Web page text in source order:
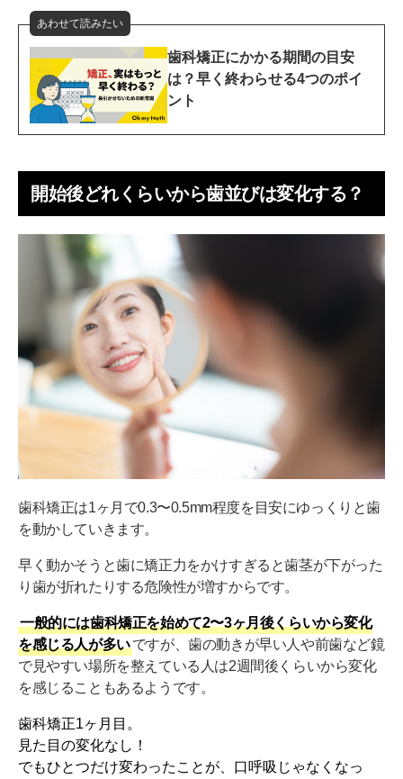
あわせて読みたい
歯科矯正にかかる期間の目安
は？早く終わらせる4つのポイ
ント
開始後どれくらいから歯並びは変化する？
歯科矯正は1ヶ月で0.3〜0.5mm程度を目安にゆっくりと歯
を動かしていきます。
早く動かそうと歯に矯正力をかけすぎると歯茎が下がった
り歯が折れたりする危険性が増すからです。
一般的には歯科矯正を始めて2〜3ヶ月後くらいから変化
を感じる人が多いですが、歯の動きが早い人や前歯など鏡
で見やすい場所を整えている人は2週間後くらいから変化
を感じることもあるようです。
歯科矯正1ヶ月目。
見た目の変化なし！
でもひとつだけ変わったことが、口呼吸じゃなくなっ